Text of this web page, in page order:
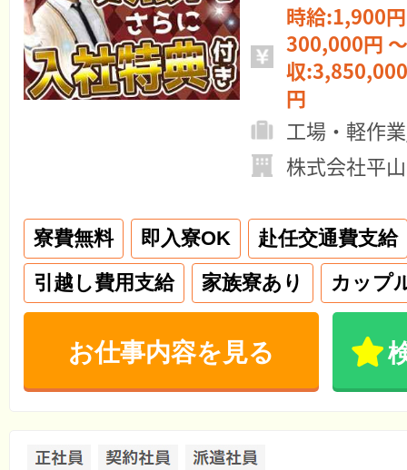
時給:1,900
300,000円
収
円
工場・軽作
株式会社平
寮費無料 即入寮OK
赴任交通費支給
引越し費用支給
家族寮あり カップ
お仕事内容を見る